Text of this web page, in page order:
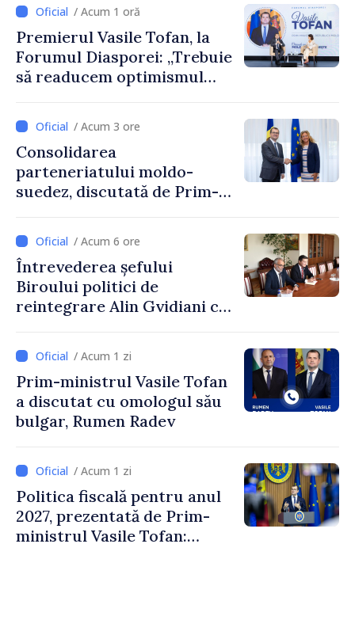
/ Acum 1 oră
Premierul Vasile Tofan, la
Forumul Diasporei: „Trebuie
să readucem optimismul
Republica Moldova merge în
direcția corectă”
/ Acum 3 ore
Consolidarea
parteneriatului moldo-
suedez, discutată de Prim-
Ambasadoarea Suediei,
Petra Lärke/ Acum 6 ore
Întrevederea șefului
Biroului politici de
reintegrare Alin Gvidiani cu
Comitetului Internațional al
Crucii Roșii în Moldova
/ Acum 1 zi
Prim-ministrul Vasile Tofan
a discutat cu omologul său
bulgar, Rumen Radev
/ Acum 1 zi
Politica fiscală pentru anul
2027, prezentată de Prim-
ministrul Vasile Tofan: